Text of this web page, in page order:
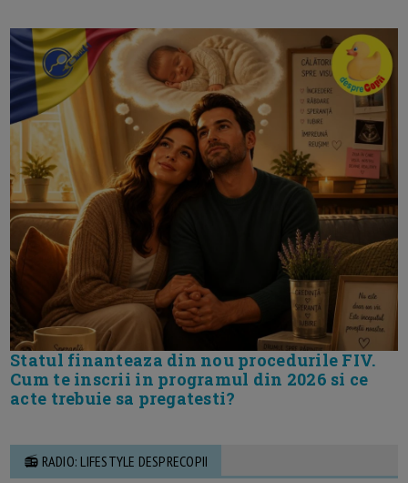
Statul finanteaza din nou procedurile FIV.
Cum te inscrii in programul din 2026 si ce
acte trebuie sa pregatesti?
📻 RADIO: LIFESTYLE DESPRECOPII